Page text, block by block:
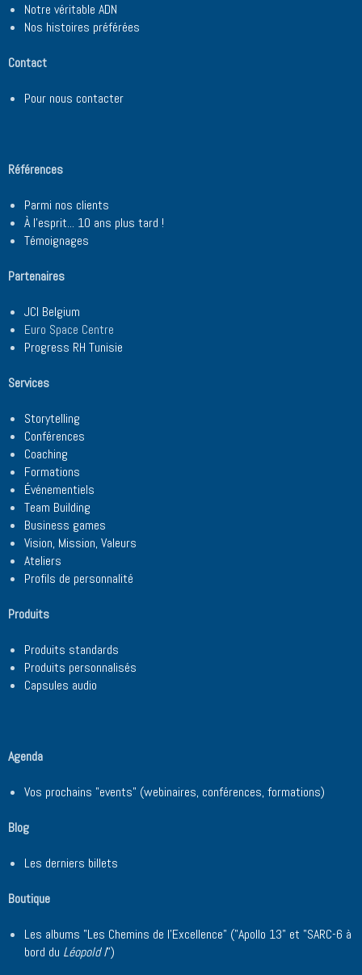
Notre véritable ADN
Nos histoires préférées
Contact
Pour nous contacter
Références
Parmi nos clients
À l'esprit... 10 ans plus tard !
Témoignages
Partenaires
JCI Belgium
Euro Space Centre
Progress RH Tunisie
Services
Storytelling
Conférences
Coaching
Formations
Événementiels
Team Building
Business games
Vision, Mission, Valeurs
Ateliers
Profils de personnalité
Produits
Produits standards
Produits personnalisés
Capsules audio
Agenda
Vos prochains "events" (webinaires, conférences, formations)
Blog
Les derniers billets
Boutique
Les albums "Les Chemins de l'Excellence" ("Apollo 13" et "SARC-6 à
bord du Léopold I")